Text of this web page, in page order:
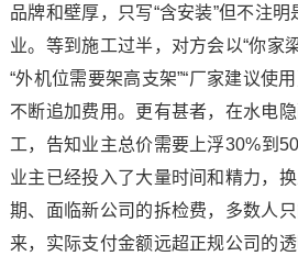
品牌和壁厚，只写“含安装”但不注
业。等到施工过半，对方会以“你家
“外机位需要架高支架”“厂家建议使
不断追加费用。更有甚者，在水电
工，告知业主总价需要上浮30%到
业主已经投入了大量时间和精力，
期、面临新公司的拆检费，多数人
来，实际支付金额远超正规公司的